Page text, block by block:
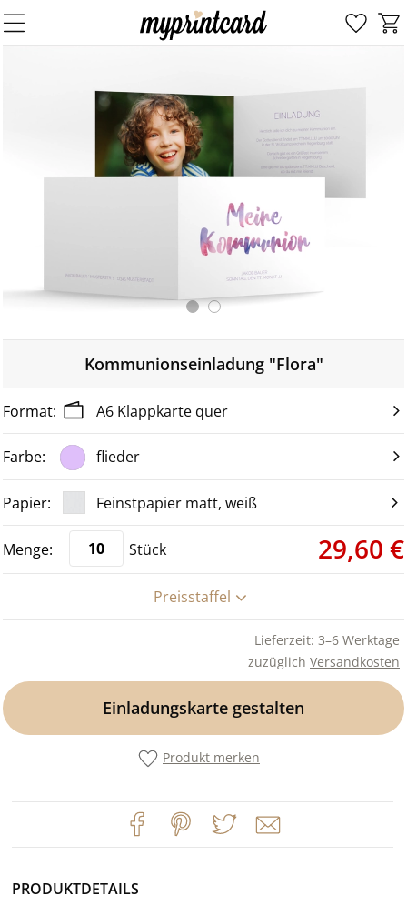
Kommunionseinladung "Flora"
A6 Klappkarte quer
flieder
Feinstpapier matt, weiß
Stück 29,60 €
Preisstaffel
Lieferzeit: 3–6 Werktage
zuzüglich Versandkosten
Einladungskarte gestalten
Produkt merken
PRODUKTDETAILS